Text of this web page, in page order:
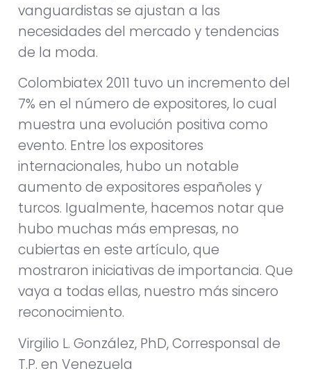
vanguardistas se ajustan a las
necesidades del mercado y tendencias
de la moda.
Colombiatex 2011 tuvo un incremento del
7% en el número de expositores, lo cual
muestra una evolución positiva como
evento. Entre los expositores
internacionales, hubo un notable
aumento de expositores españoles y
turcos. Igualmente, hacemos notar que
hubo muchas más empresas, no
cubiertas en este artículo, que
mostraron iniciativas de importancia. Que
vaya a todas ellas, nuestro más sincero
reconocimiento.
Virgilio L. González, PhD, Corresponsal de
T.P. en Venezuela